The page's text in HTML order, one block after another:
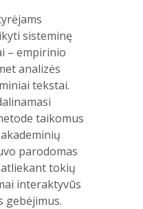
sisteminę
– empirinio
analizės
tekstai.
taikomus
parodomas
atliekant tokių
interaktyvūs
gebėjimus.